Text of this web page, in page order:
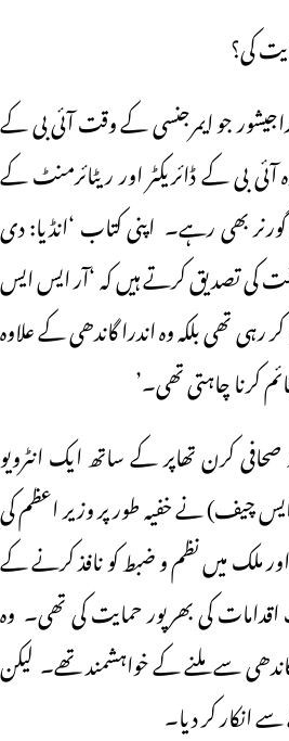
کی؟
جو ایمرجنسی کے وقت آئی بی کے
بی کے ڈائریکٹر اور ریٹائرمنٹ کے
بھی رہے۔ اپنی کتاب ‘انڈیا: دی
کی تصدیق کرتے ہیں کہ ‘آر ایس ایس
تھی بلکہ وہ اندرا گاندھی کے علاوہ
کرنا چاہتی تھی۔’
کرن تھاپر کے ساتھ ایک انٹرویو
چیف) نے خفیہ طور پر وزیر اعظم کی
اور ملک میں نظم و ضبط کو نافذ کرنے کے
کی بھرپور حمایت کی تھی۔ وہ
گاندھی سے ملنے کے خواہشمند تھے۔ لیکن
انکار کر دیا۔